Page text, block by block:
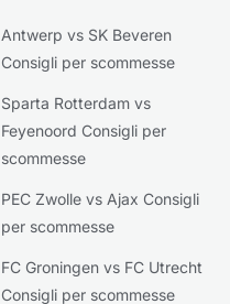
Antwerp vs SK Beveren
Consigli per scommesse
Sparta Rotterdam vs
Feyenoord Consigli per
scommesse
PEC Zwolle vs Ajax Consigli
per scommesse
FC Groningen vs FC Utrecht
Consigli per scommesse